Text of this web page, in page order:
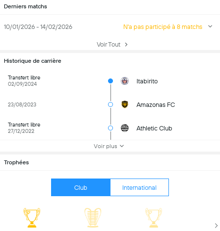
Derniers matchs
10/01/2026 - 14/02/2026 N'a pas participé à 8 matchs
Voir Tout
Historique de carrière
Transfert libre
02/09/2024
Itabirito
23/08/2023 Amazonas FC
Transfert libre
27/12/2022
Athletic Club
Voir plus
Trophées
Club International